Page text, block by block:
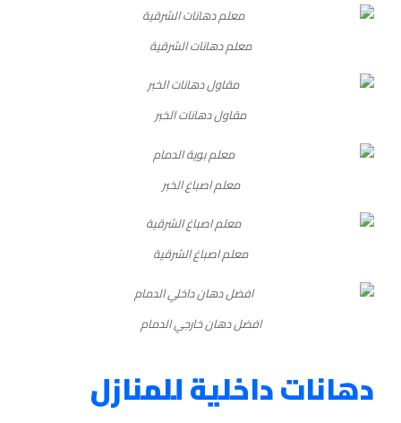
معلم دهانات الشرقية
مقاول دهانات الخبر
معلم اصباغ الخبر
معلم اصباغ الشرقية
افضل دهان خارجي الدمام
دهانات داخلية للمنازل